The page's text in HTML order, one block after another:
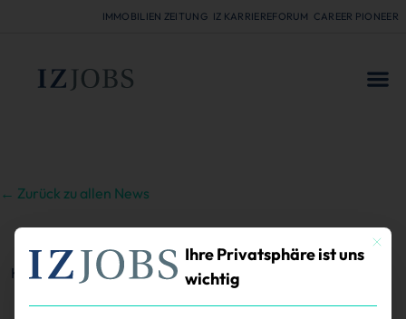
IMMOBILIEN ZEITUNG IZ KARRIEREFORUM CAREER PIONEER
← Zurück zu allen News
Keine Beiträge gefunden
Mit
Ihre Privatsphäre ist uns
wichtig